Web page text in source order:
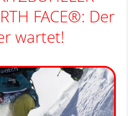
FACE®: Der
wartet!